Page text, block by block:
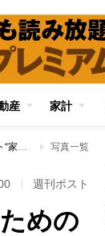
産 家計
【一般葬か、簡易葬か…】失敗しないための葬儀社選びのポイント“家族葬”で親族からクレーム、格安葬のはずが高額料金を請求する悪徳業者も 写真一覧
週刊ポスト
めの